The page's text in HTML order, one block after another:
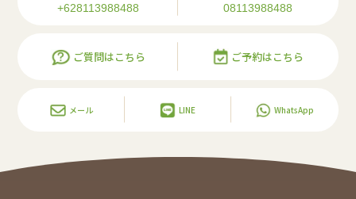
+628113988488 08113988488
ご質問はこちら ご予約はこちら
メール LINE WhatsApp